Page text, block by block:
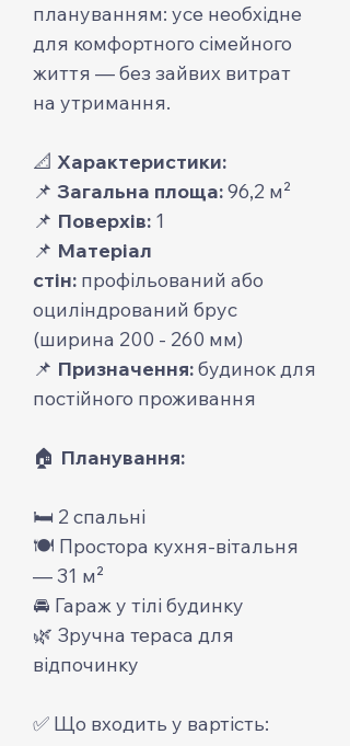
плануванням: усе необхідне
для комфортного сімейного
життя — без зайвих витрат
на утримання.
📐 Характеристики:
📌 Загальна площа:96,2 м²
📌 Поверхів: 1
📌 Матеріал
стін: профільований або
оциліндрований брус
(ширина 200 - 260 мм)
📌 Призначення:будинок для
постійного проживання
🏠 Планування:
🛏️ 2 спальні
🍽️ Простора кухня-вітальня
— 31 м²
🚘 Гараж у тілі будинку
🌿 Зручна тераса для
відпочинку
✅ Що входить у вартість: